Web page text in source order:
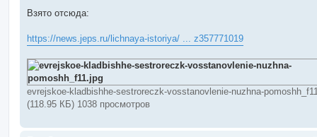
Взято отсюда:
https://news.jeps.ru/lichnaya-istoriya/ ... z357771019
evrejskoe-kladbishhe-sestroreczk-vosstanovlenie-nuzhna-
(118.95 КБ) 1038 просмотров